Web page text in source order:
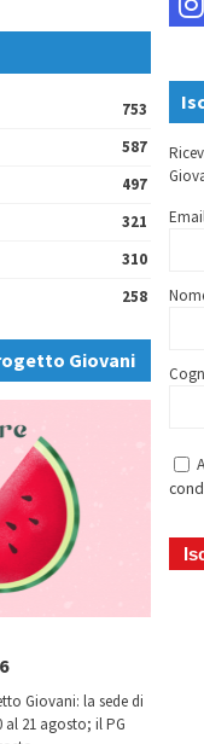
753
587
497
321
310
258
Giovani
Giovani: la sede di
al 21 agosto; il PG